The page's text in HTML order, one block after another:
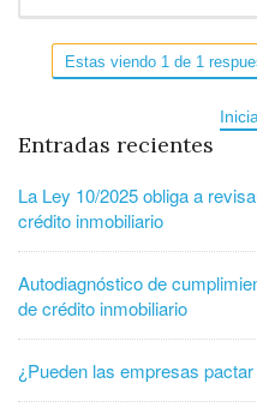
Estas viendo 1 de 1
Entradas recientes
La Ley 10/2025 obliga a
crédito inmobiliario
Autodiagnóstico de
de crédito inmobiliario
¿Pueden las empresas